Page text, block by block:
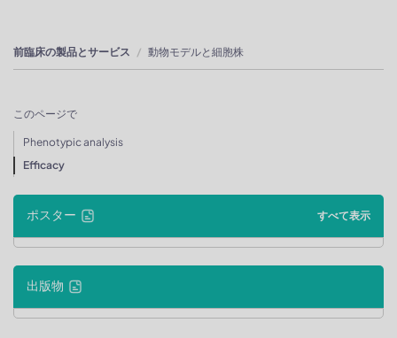
前臨床の製品とサービス 動物モデルと細胞株
このページで
Phenotypic analysis
Efficacy
ポスター すべて表示
出版物